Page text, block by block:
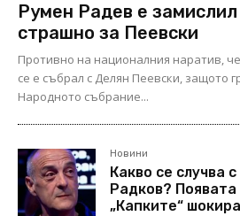
Румен Радев е
страшно за Пеевски
Противно на националния наратив,
се е събрал с Делян Пеевски, защото
Народното събрание...
Новини
Какво се случва
Радков? Появата
„Капките“